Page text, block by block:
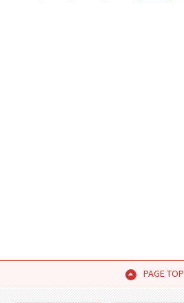
PAGE TOP